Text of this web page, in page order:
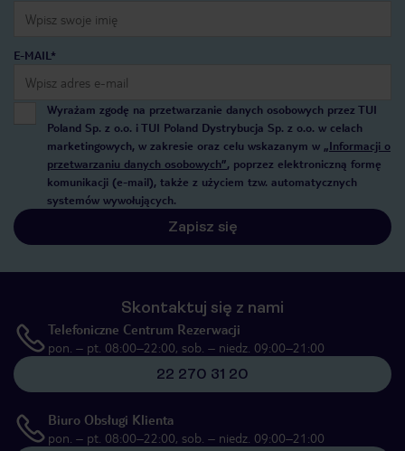
E-MAIL*
Wyrażam zgodę na przetwarzanie danych osobowych przez TUI
Poland Sp. z o.o. i TUI Poland Dystrybucja Sp. z o.o. w celach
marketingowych, w zakresie oraz celu wskazanym w „Informacji o
przetwarzaniu danych osobowych”, poprzez elektroniczną formę
komunikacji (e-mail), także z użyciem tzw. automatycznych
systemów wywołujących.
Zapisz się
Skontaktuj się z nami
Telefoniczne Centrum Rezerwacji
pon. – pt. 08:00–22:00, sob. – niedz. 09:00–21:00
22 270 31 20
Biuro Obsługi Klienta
pon. – pt. 08:00–22:00, sob. – niedz. 09:00–21:00